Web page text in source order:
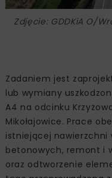
Zdjęcie: GDDKiA O/
Zadaniem jest
lub wymiany
A4 na odcinku
Mikołajowice. Prace
istniejącej nawierzchni
betonowych, remont i
oraz odtworzenie